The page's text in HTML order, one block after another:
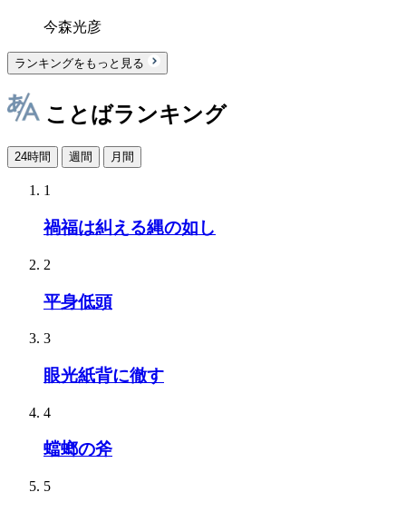
今森光彦
ランキングをもっと見る
ことばランキング
24時間 週間 月間
1
禍福は糾える縄の如し
2
平身低頭
3
眼光紙背に徹す
4
蟷螂の斧
5